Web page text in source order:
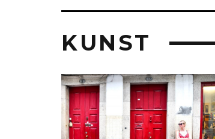
KUNST